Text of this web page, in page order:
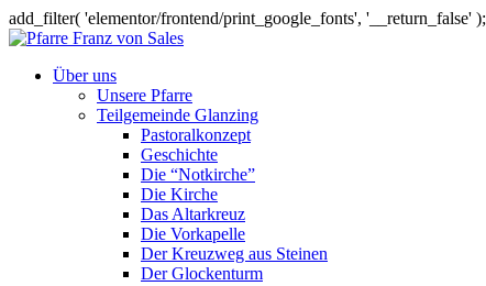
add_filter( 'elementor/frontend/print_google_fonts', '__return_false' );
Über uns
Unsere Pfarre
Teilgemeinde Glanzing
Pastoralkonzept
Geschichte
Die “Notkirche”
Die Kirche
Das Altarkreuz
Die Vorkapelle
Der Kreuzweg aus Steinen
Der Glockenturm